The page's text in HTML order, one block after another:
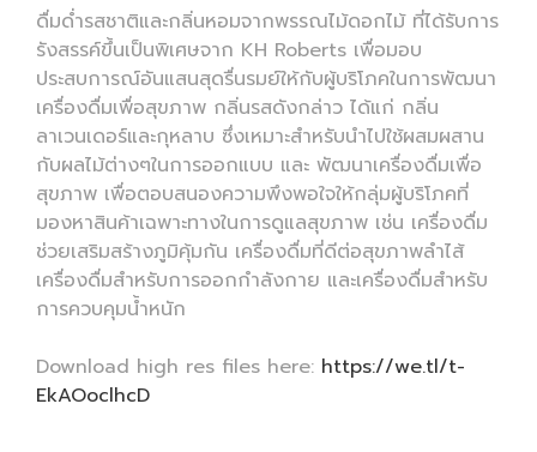
ดื่มด่ำรสชาติและกลิ่นหอมจากพรรณไม้ดอกไม้ ที่ได้รับการ
รังสรรค์ขึ้นเป็นพิเศษจาก KH Roberts เพื่อมอบ
ประสบการณ์อันแสนสุดรื่นรมย์ให้กับผู้บริโภคในการพัฒนา
เครื่องดื่มเพื่อสุขภาพ กลิ่นรสดังกล่าว ได้แก่ กลิ่น
ลาเวนเดอร์และกุหลาบ ซึ่งเหมาะสำหรับนำไปใช้ผสมผสาน
กับผลไม้ต่างๆในการออกแบบ และ พัฒนาเครื่องดื่มเพื่อ
สุขภาพ เพื่อตอบสนองความพึงพอใจให้กลุ่มผู้บริโภคที่
มองหาสินค้าเฉพาะทางในการดูแลสุขภาพ เช่น เครื่องดื่ม
ช่วยเสริมสร้างภูมิคุ้มกัน เครื่องดื่มที่ดีต่อสุขภาพลำไส้
เครื่องดื่มสำหรับการออกกำลังกาย และเครื่องดื่มสำหรับ
การควบคุมน้ำหนัก
Download high res files here: https://we.tl/t-
EkAOoclhcD